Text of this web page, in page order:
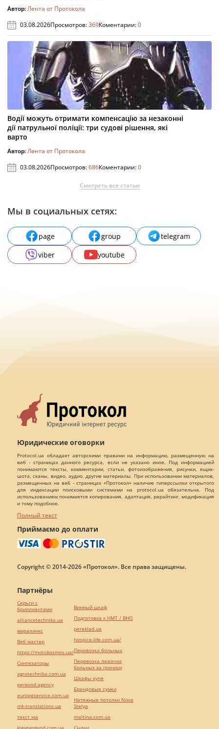
Автор:Лента от Протокола
03.08.2026Просмотров:369Коментарии:0
Водії можуть отримати компенсацію за незаконні
дії патрульної поліції: три судові рішення, які
варто
Автор:Лента от Протокола
03.08.2026Просмотров:686Коментарии:0
Смотреть все статьи
Мы в социальных сетях:
page group
telegram
viber
youtube
Юридические оговорки
Protocol.ua обладает авторскими правами на информацию, размещенную на
веб - страницах данного ресурса, если не указано иное. Под информацией
понимаются тексты, комментарии, статьи, фотоизображения, рисунки, ящик-
шота, сканы, видео, аудио, другие материалы. При использовании материалов,
размещенных на веб - страницах «Протокол» наличие гиперссылки открытого
для индексации поисковыми системами на protocol.ua обязательна. Под
использованием понимается копирования, адаптация, рерайтинг, модификация
и тому подобное.
Полный текст
Приймаємо до оплати
Copyright © 2014-2026 «Протокол». Все права защищены.
Партнёры
Серьги с
бриллиантами
alliancetechnika.ua
миралинкс
Веб мастер
https://motokosmos.ua/
Синтезаторы
agrotechnika.com.ua
perevod.agency
europeservice.com.ua
mk-translations.ua
текст юа
Винный шкаф
Подготовка к НМТ / ВНО
pereklad.ua
hospice-life.com.ua/
Перевозка больных
Перевозка лежачих
больных за границу
Шкафы купе
Брендовые сумки
Натяжные потолки Nova
Stelya
maltina.com.ua